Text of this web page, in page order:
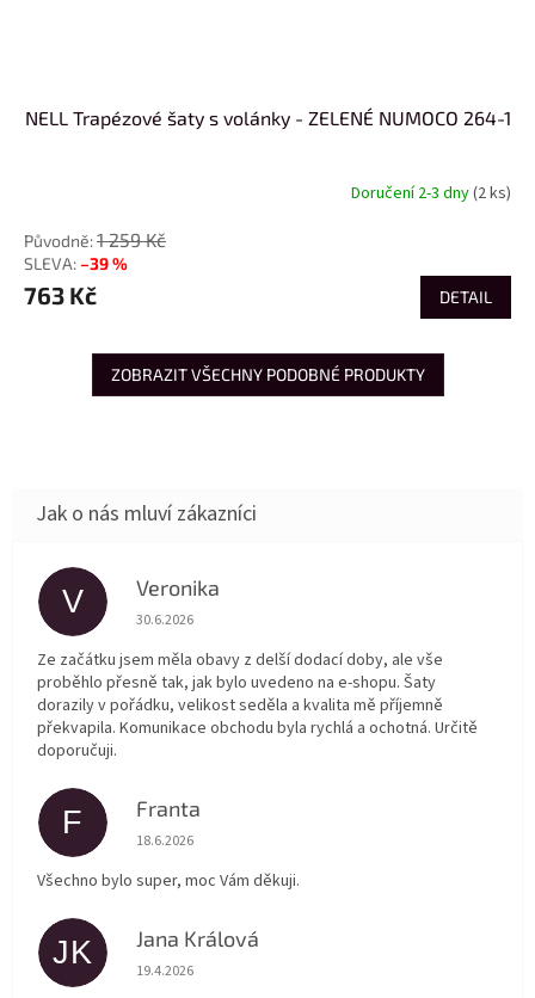
NELL Trapézové šaty s volánky - ZELENÉ NUMOCO 264-1
Doručení 2-3 dny(2 ks)
1 259 Kč
–39 %
763 Kč DETAIL
ZOBRAZIT VŠECHNY PODOBNÉ PRODUKTY
V Veronika
Hodnocení obchodu je 5 z 5 hvězdiček.
30.6.2026
Ze začátku jsem měla obavy z delší dodací doby, ale vše
proběhlo přesně tak, jak bylo uvedeno na e-shopu. Šaty
dorazily v pořádku, velikost seděla a kvalita mě příjemně
překvapila. Komunikace obchodu byla rychlá a ochotná. Určitě
doporučuji.
F Franta
Hodnocení obchodu je 5 z 5 hvězdiček.
18.6.2026
Všechno bylo super, moc Vám děkuji.
JK Jana Králová
Hodnocení obchodu je 5 z 5 hvězdiček.
19.4.2026